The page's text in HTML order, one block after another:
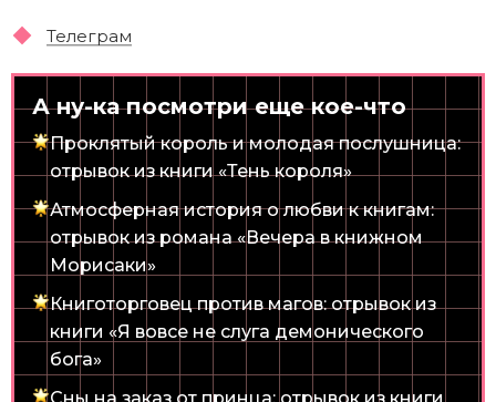
Телеграм
А ну-ка посмотри еще кое-что
Проклятый король и молодая послушница:
отрывок из книги «Тень короля»
Атмосферная история о любви к книгам:
отрывок из романа «Вечера в книжном
Морисаки»
Книготорговец против магов: отрывок из
книги «Я вовсе не слуга демонического
бога»
Сны на заказ от принца: отрывок из книги